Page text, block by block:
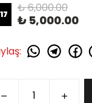
17 ₺ 6,000.00
₺ 5,000.00
: